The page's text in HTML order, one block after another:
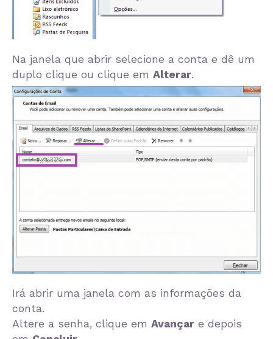
Na janela que abrir selecione a conta e dê um
duplo clique ou clique em Alterar.
Irá abrir uma janela com as informações da
conta.
Altere a senha, clique em Avançar e depois